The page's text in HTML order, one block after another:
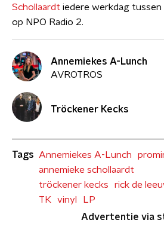
Schollaardt iedere werkdag
op NPO Radio 2.
Annemiekes A-Lunch
AVROTROS
Tröckener Kecks
Tags Annemiekes A-Lunch
annemieke schollaardt
tröckener kecks
rick de
TK
vinyl
LP
Advertentie via